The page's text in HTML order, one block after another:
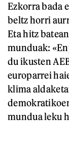
Ezkorra bada
beltz horri
Eta hitz
munduak:
du ikusten
europarrei
klima
mundua leku